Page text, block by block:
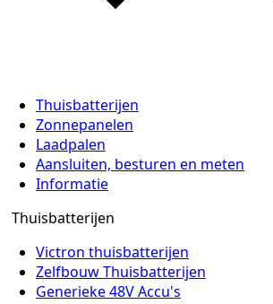
Thuisbatterijen
Zonnepanelen
Laadpalen
Aansluiten, besturen en meten
Informatie
Thuisbatterijen
Victron thuisbatterijen
Zelfbouw Thuisbatterijen
Generieke 48V Accu's